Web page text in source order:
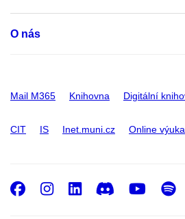
O nás
Mail M365 Knihovna Digitální
CIT IS Inet.muni.cz Online výuka
Facebook
Instagram
LinkedIn
Discord